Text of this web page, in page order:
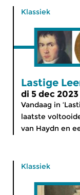
Klassiek
Lastige
di 5 dec
Vandaag in
laatste
van Haydn en
Klassiek